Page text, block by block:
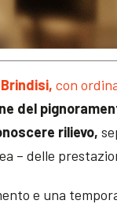
, con
del
rilievo,
– delle
e una